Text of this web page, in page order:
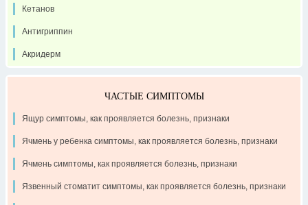
Кетанов
Антигриппин
Акридерм
ЧАСТЫЕ СИМПТОМЫ
Ящур симптомы, как проявляется болезнь, признаки
Ячмень у ребенка симптомы, как проявляется болезнь, признаки
Ячмень симптомы, как проявляется болезнь, признаки
Язвенный стоматит симптомы, как проявляется болезнь, признаки